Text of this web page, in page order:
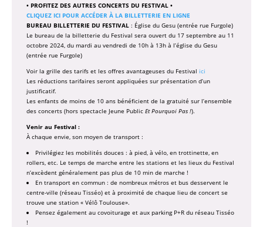
• PROFITEZ DES AUTRES CONCERTS DU FESTIVAL •
CLIQUEZ ICI POUR ACCÉDER À LA BILLETTERIE EN LIGNE
BUREAU BILLETTERIE DU FESTIVAL : Église du Gesu (entrée rue Furgole)
Le bureau de la billetterie du Festival sera ouvert du 17 septembre au 11
octobre 2024, du mardi au vendredi de 10h à 13h à l’église du Gesu
(entrée rue Furgole)
Voir la grille des tarifs et les offres avantageuses du Festival ici
Les réductions tarifaires seront appliquées sur présentation d’un
justificatif.
Les enfants de moins de 10 ans bénéficient de la gratuité sur l’ensemble
des concerts (hors spectacle Jeune Public Et Pourquoi Pas !).
Venir au Festival :
À chaque envie, son moyen de transport :
Privilégiez les mobilités douces : à pied, à vélo, en trottinette, en
rollers, etc. Le temps de marche entre les stations et les lieux du Festival
n’excèdent généralement pas plus de 10 min de marche !
En transport en commun : de nombreux métros et bus desservent le
centre-ville (réseau Tisséo) et à proximité de chaque lieu de concert se
trouve une station « Vélô Toulouse».
Pensez également au covoiturage et aux parking P+R du réseau Tisséo
!